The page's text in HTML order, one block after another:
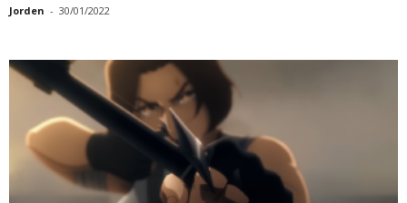
Jorden - 30/01/2022